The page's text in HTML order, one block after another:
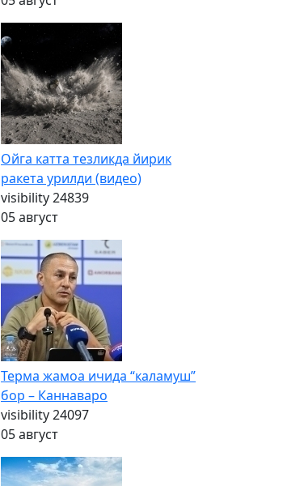
Ойга катта тезликда йирик
ракета урилди (видео)
visibility24839
05 август
Терма жамоа ичида “каламуш”
бор – Каннаваро
visibility24097
05 август